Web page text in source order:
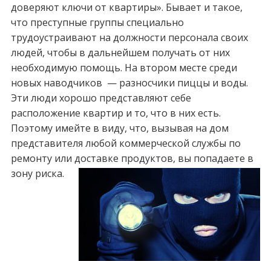
доверяют ключи от квартиры». Бывает и такое,
что преступные группы специально
трудоустраивают на должности персонала своих
людей, чтобы в дальнейшем получать от них
необходимую помощь. На втором месте среди
новых наводчиков — разносчики пиццы и воды.
Эти люди хорошо представляют себе
расположение квартир и то, что в них есть.
Поэтому имейте в виду, что, вызывая на дом
представителя любой коммерческой службы по
ремонту или доставке продуктов, вы попадаете в
зону риска.